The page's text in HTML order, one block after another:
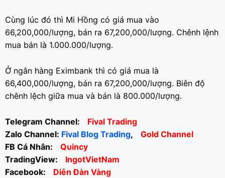
Cùng lúc đó thì Mi Hồng có giá mua vào
66,200,000/lượng, bán ra 67,200,000/lượng. Chênh lệnh
mua bán là 1.000.000/lượng.
Ở ngân hàng Eximbank thì có giá mua là
66,400,000/lượng, bán ra 67,200,000/lượng. Biên độ
chênh lệch giữa mua và bán là 800.000/lượng.
Telegram Channel:
Fival Trading
Zalo Channel: Fival Blog Trading,
Gold Channel
FB Cá Nhân:
Quincy
TradingView:
IngotVietNam
Facebook:
Diễn Đàn Vàng